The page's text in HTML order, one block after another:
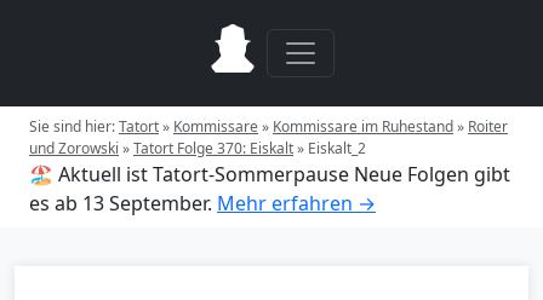
Sie sind hier:Tatort» Kommissare» Kommissare im Ruhestand» Roiter
und Zorowski »Tatort Folge 370: Eiskalt» Eiskalt_2
🏖️ Aktuell ist Tatort-Sommerpause Neue Folgen gibt
es ab 13 September. Mehr erfahren →